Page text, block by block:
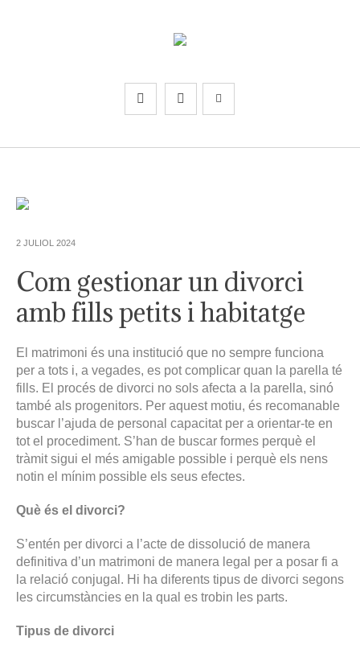
2 JULIOL 2024
Com gestionar un divorci
amb fills petits i habitatge
El matrimoni és una institució que no sempre funciona
per a tots i, a vegades, es pot complicar quan la parella té
fills. El procés de divorci no sols afecta a la parella, sinó
també als progenitors. Per aquest motiu, és recomanable
buscar l’ajuda de personal capacitat per a orientar-te en
tot el procediment. S’han de buscar formes perquè el
tràmit sigui el més amigable possible i perquè els nens
notin el mínim possible els seus efectes.
Què és el divorci?
S’entén per divorci a l’acte de dissolució de manera
definitiva d’un matrimoni de manera legal per a posar fi a
la relació conjugal. Hi ha diferents tipus de divorci segons
les circumstàncies en la qual es trobin les parts.
Tipus de divorci